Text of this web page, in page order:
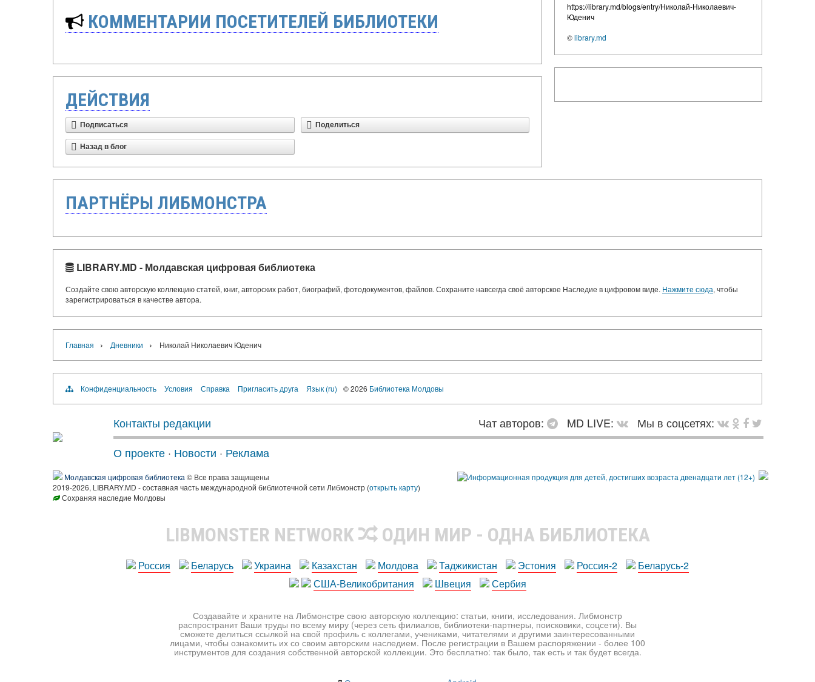
КОММЕНТАРИИ ПОСЕТИТЕЛЕЙ БИБЛИОТЕКИ
ДЕЙСТВИЯ
Подписаться Поделиться
Назад в блог
https://library.md/blogs/entry/Николай-Николаевич-
Юденич
©library.md
ПАРТНЁРЫ ЛИБМОНСТРА
LIBRARY.MD - Молдавская цифровая библиотека
Создайте свою авторскую коллекцию статей, книг, авторских работ, биографий, фотодокументов, файлов. Сохраните навсегда своё авторское Наследие в цифровом виде. Нажмите сюда, чтобы
зарегистрироваться в качестве автора.
Главная › Дневники › Николай Николаевич Юденич
Конфиденциальность Условия Справка Пригласить друга Язык (ru) © 2026 Библиотека Молдовы
Контакты редакции Чат авторов: MD LIVE:
Мы в соцсетях:
О проекте · Новости · Реклама
Молдавская цифровая библиотека © Все права защищены
2019-2026, LIBRARY.MD - составная часть международной библиотечной сети Либмонстр (открыть карту)
Сохраняя наследие Молдовы
LIBMONSTER NETWORK ОДИН МИР - ОДНА БИБЛИОТЕКА
Россия Беларусь Украина Казахстан Молдова Таджикистан Эстония Россия-2
Беларусь-2
США-Великобритания
Швеция Сербия
Создавайте и храните на Либмонстре свою авторскую коллекцию: статьи, книги, исследования. Либмонстр
распространит Ваши труды по всему миру (через сеть филиалов, библиотеки-партнеры, поисковики, соцсети). Вы
сможете делиться ссылкой на свой профиль с коллегами, учениками, читателями и другими заинтересованными
лицами, чтобы ознакомить их со своим авторским наследием. После регистрации в Вашем распоряжении - более 100
инструментов для создания собственной авторской коллекции. Это бесплатно: так было, так есть и так будет всегда.